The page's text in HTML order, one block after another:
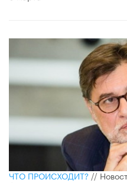
ЧТО ПРОИСХОДИТ?//